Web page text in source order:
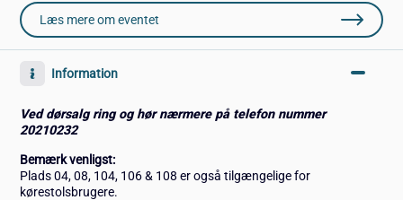
Læs mere om eventet
Information
Ved dørsalg ring og hør nærmere på telefon nummer
20210232
Bemærk venligst:
Plads 04, 08, 104, 106 & 108 er også tilgængelige for
kørestolsbrugere.